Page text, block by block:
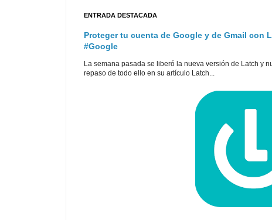
ENTRADA DESTACADA
Proteger tu cuenta de Google y de Gmail con
#Google
La semana pasada se liberó la nueva versión de Latch y
repaso de todo ello en su artículo Latch...